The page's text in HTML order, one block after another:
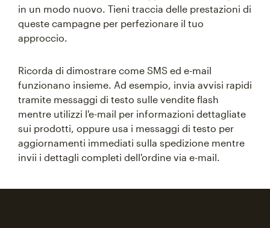
in un modo nuovo. Tieni traccia delle prestazioni di
queste campagne per perfezionare il tuo
approccio.
Ricorda di dimostrare come SMS ed e-mail
funzionano insieme. Ad esempio, invia avvisi rapidi
tramite messaggi di testo sulle vendite flash
mentre utilizzi l'e-mail per informazioni dettagliate
sui prodotti, oppure usa i messaggi di testo per
aggiornamenti immediati sulla spedizione mentre
invii i dettagli completi dell'ordine via e-mail.